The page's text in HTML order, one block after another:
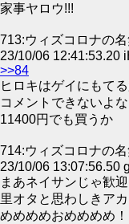
家事ヤロウ!!!
713:ウィズコロナの
23/10/06 12:41:53.20
>>84
ヒロキはゲイにもて
コメントできないよな
11400円でも買うか
714:ウィズコロナの
23/10/06 13:07:56.50
まあネイサンじゃ歓
里オタと思わしきア
めめめめおめめめめ！